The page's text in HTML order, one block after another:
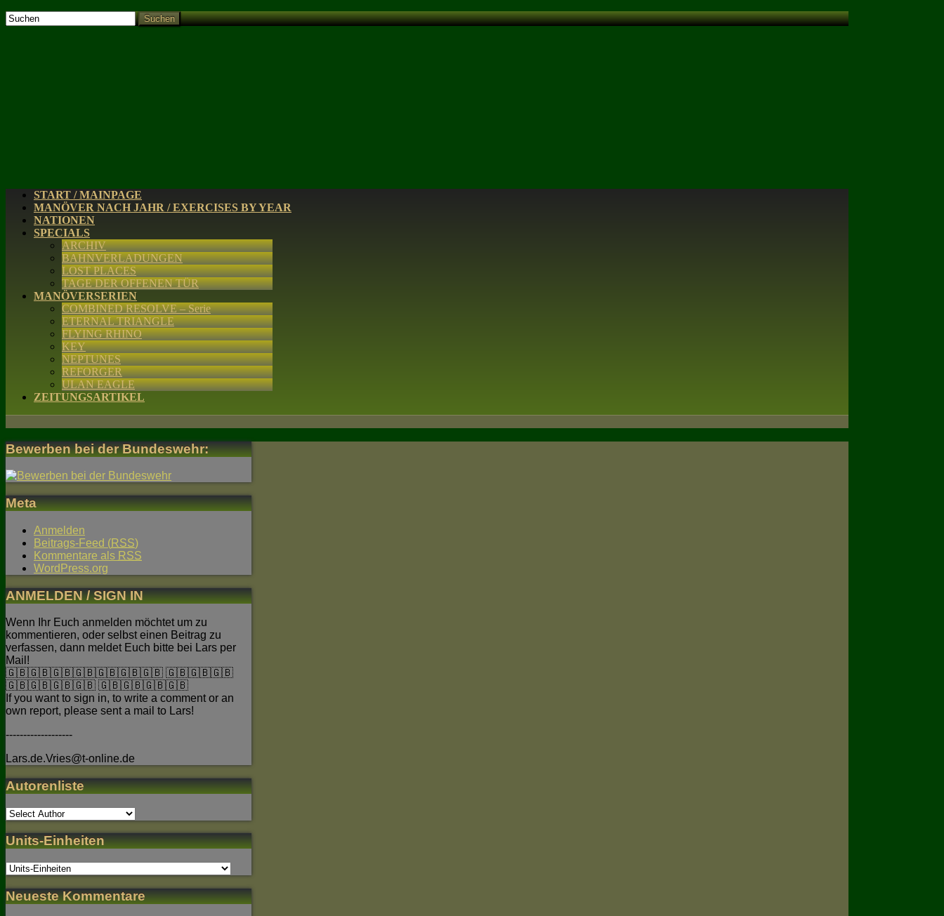
Suchen
START / MAINPAGE
MANÖVER NACH JAHR / EXERCISES BY YEAR
NATIONEN
SPECIALS
ARCHIV
BAHNVERLADUNGEN
LOST PLACES
TAGE DER OFFENEN TÜR
MANÖVERSERIEN
COMBINED RESOLVE – Serie
ETERNAL TRIANGLE
FLYING RHINO
KEY
NEPTUNES
REFORGER
ULAN EAGLE
ZEITUNGSARTIKEL
Bewerben bei der Bundeswehr:
Meta
Anmelden
Beitrags-Feed (RSS)
Kommentare als RSS
WordPress.org
ANMELDEN / SIGN IN
Wenn Ihr Euch anmelden möchtet um zu
kommentieren, oder selbst einen Beitrag zu
verfassen, dann meldet Euch bitte bei Lars per
Mail!
🇬🇧🇬🇧🇬🇧🇬🇧🇬🇧🇬🇧🇬🇧 🇬🇧🇬🇧🇬🇧
🇬🇧🇬🇧🇬🇧🇬🇧 🇬🇧🇬🇧🇬🇧🇬🇧
If you want to sign in, to write a comment or an
own report, please sent a mail to Lars!
-------------------
Lars.de.Vries@t-online.de
Autorenliste
Units-Einheiten
Neueste Kommentare